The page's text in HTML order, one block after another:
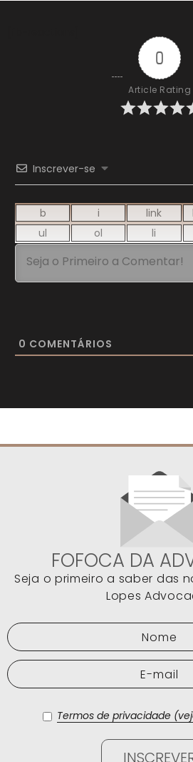
0
Article Rating
Inscrever-se
0 COMENTÁRIOS
FOFOCA DA
Seja o primeiro a saber das
Lopes
Termos de privacidade